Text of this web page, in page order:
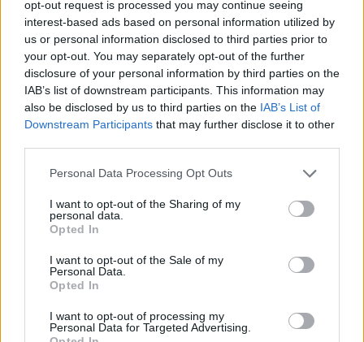
opt-out request is processed you may continue seeing
interest-based ads based on personal information utilized by
us or personal information disclosed to third parties prior to
your opt-out. You may separately opt-out of the further
disclosure of your personal information by third parties on the
IAB’s list of downstream participants. This information may
also be disclosed by us to third parties on the IAB’s List of
Downstream Participants that may further disclose it to other
Personal Data Processing Opt Outs
I want to opt-out of the Sharing of my
personal data.
Opted In
I want to opt-out of the Sale of my
Personal Data.
Opted In
I want to opt-out of processing my
Personal Data for Targeted Advertising.
δυνατός»
ΧΤΕΣ
Ο ηθοποιός και χορευτής μοιράστηκε
στο Instagram μια φωτογραφία από
πρόσφατη εξέτασή του, με ένα μήνυμα
θάρρους
Φοβερή ιστορία στον ΟΦΗ: Ένας κάτοχος
εισιτηρίου διαρκείας είναι μόλις 2 μηνών
Οπαδός από κούνια κυριολεκτικά στον ΟΦΗ
ΧΤΕΣ